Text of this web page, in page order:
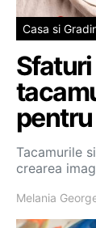
Casa si
Tacamurile
crearea
Melania